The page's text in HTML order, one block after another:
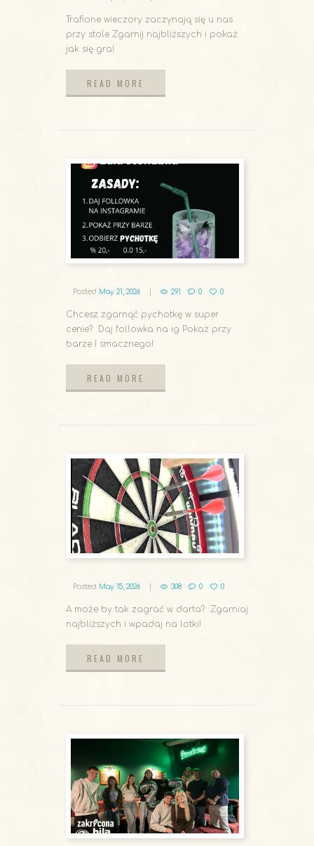
Trafione wieczory zaczynają się u nas
przy stole Zgarnij najbliższych i pokaż
jak się gra!
READ MORE
Posted May 21, 2026 291 0 0
Chcesz zgarnąć pychotkę w super
cenie? Daj followka na ig Pokaż przy
barze I smacznego!
READ MORE
Posted May 15, 2026 308 0 0
A może by tak zagrać w darta? Zgarniaj
najbliższych i wpadaj na lotki!
READ MORE